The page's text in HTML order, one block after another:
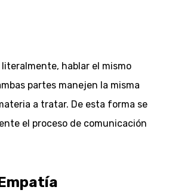
hablar el mismo
partes manejen la misma
a tratar. De esta forma se
el proceso de comunicación
patía